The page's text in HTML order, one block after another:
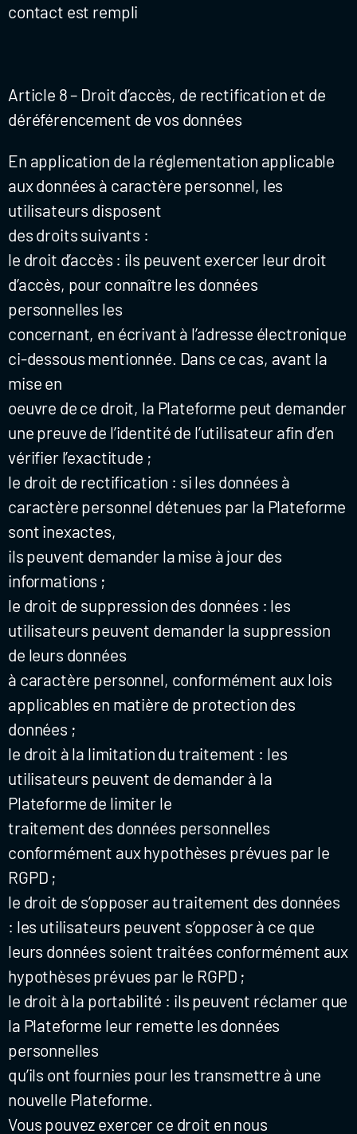
contact est rempli
Article 8 – Droit d’accès, de rectification et de
déréférencement de vos données
En application de la réglementation applicable
aux données à caractère personnel, les
utilisateurs disposent
des droits suivants :
le droit d’accès : ils peuvent exercer leur droit
d’accès, pour connaître les données
personnelles les
concernant, en écrivant à l’adresse électronique
ci-dessous mentionnée. Dans ce cas, avant la
mise en
oeuvre de ce droit, la Plateforme peut demander
une preuve de l’identité de l’utilisateur afin d’en
vérifier l’exactitude ;
le droit de rectification : si les données à
caractère personnel détenues par la Plateforme
sont inexactes,
ils peuvent demander la mise à jour des
informations ;
le droit de suppression des données : les
utilisateurs peuvent demander la suppression
de leurs données
à caractère personnel, conformément aux lois
applicables en matière de protection des
données ;
le droit à la limitation du traitement : les
utilisateurs peuvent de demander à la
Plateforme de limiter le
traitement des données personnelles
conformément aux hypothèses prévues par le
RGPD ;
le droit de s’opposer au traitement des données
: les utilisateurs peuvent s’opposer à ce que
leurs données soient traitées conformément aux
hypothèses prévues par le RGPD ;
le droit à la portabilité : ils peuvent réclamer que
la Plateforme leur remette les données
personnelles
qu’ils ont fournies pour les transmettre à une
nouvelle Plateforme.
Vous pouvez exercer ce droit en nous